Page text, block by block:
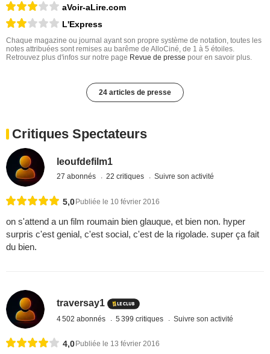
aVoir-aLire.com
L'Express
Chaque magazine ou journal ayant son propre système de notation, toutes les
notes attribuées sont remises au barême de AlloCiné, de 1 à 5 étoiles.
Retrouvez plus d'infos sur notre page Revue de presse pour en savoir plus.
24 articles de presse
Critiques Spectateurs
leoufdefilm1
27 abonnés 22 critiques Suivre son activité
5,0Publiée le 10 février 2016
on s'attend a un film roumain bien glauque, et bien non. hyper
surpris c'est genial, c'est social, c'est de la rigolade. super ça fait
du bien.
traversay1
4 502 abonnés 5 399 critiques Suivre son activité
4,0 Publiée le 13 février 2016